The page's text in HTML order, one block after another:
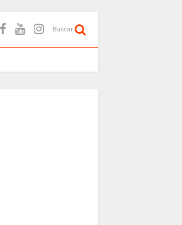
Buscar